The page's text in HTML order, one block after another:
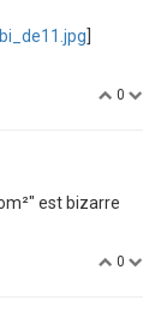
0
est bizarre
0